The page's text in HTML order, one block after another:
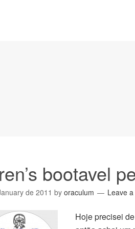
bootavel
de 2011 by oraculum Leave
Hoje precisei